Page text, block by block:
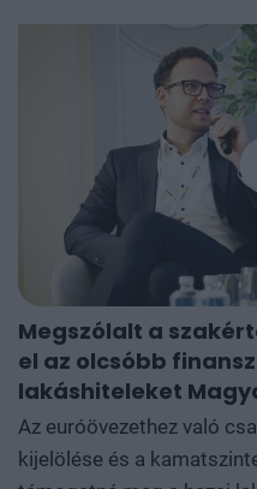
Megszólalt a
el az olcsóbb
lakáshiteleket
Az euróövezethez való
kijelölése és a